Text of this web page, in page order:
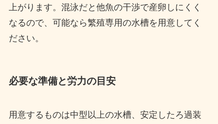
上がります。混泳だと他魚の干渉で産卵しにくく
なるので、可能なら繁殖専用の水槽を用意してく
ださい。
必要な準備と労力の目安
用意するものは中型以上の水槽、安定したろ過装